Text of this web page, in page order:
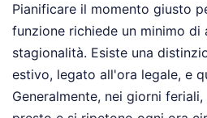
Pianificare il momento giusto
funzione richiede un minimo di
stagionalità. Esiste una
estivo, legato all'ora legale, e
Generalmente, nei giorni